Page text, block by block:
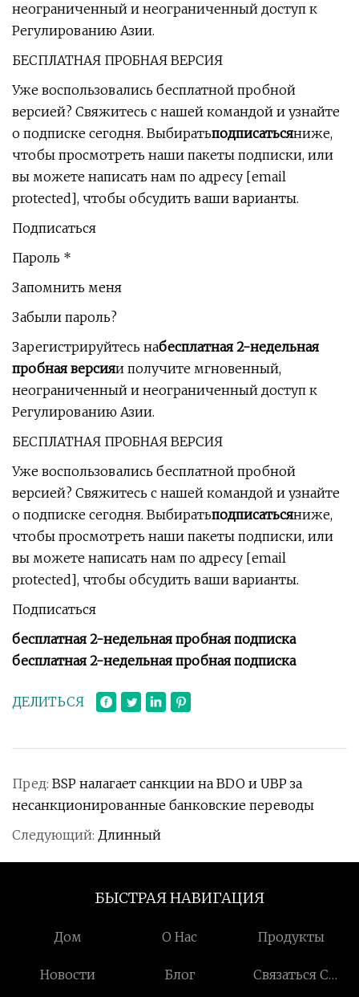
неограниченный и неограниченный доступ к
Регулированию Азии.
БЕСПЛАТНАЯ ПРОБНАЯ ВЕРСИЯ
Уже воспользовались бесплатной пробной
версией? Свяжитесь с нашей командой и узнайте
о подписке сегодня. Выбиратьподписатьсяниже,
чтобы просмотреть наши пакеты подписки, или
вы можете написать нам по адресу [email
protected], чтобы обсудить ваши варианты.
Подписаться
Пароль *
Запомнить меня
Забыли пароль?
Зарегистрируйтесь набесплатная 2-недельная
пробная версияи получите мгновенный,
неограниченный и неограниченный доступ к
Регулированию Азии.
БЕСПЛАТНАЯ ПРОБНАЯ ВЕРСИЯ
Уже воспользовались бесплатной пробной
версией? Свяжитесь с нашей командой и узнайте
о подписке сегодня. Выбиратьподписатьсяниже,
чтобы просмотреть наши пакеты подписки, или
вы можете написать нам по адресу [email
protected], чтобы обсудить ваши варианты.
Подписаться
бесплатная 2-недельная пробная подписка
бесплатная 2-недельная пробная подписка
ДЕЛИТЬСЯ
Пред: BSP налагает санкции на BDO и UBP за
несанкционированные банковские переводы
Следующий: Длинный
БЫСТРАЯ НАВИГАЦИЯ
Дом О Нас Продукты
Новости Блог
Связаться С